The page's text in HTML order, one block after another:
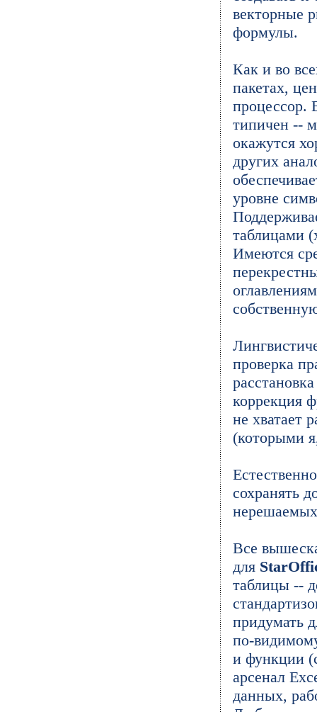
векторные
формулы.
Как и во
пакетах,
типичен --
окажутся
других
уровне
таблицами
Имеются
проверка
коррекция
не хватает
(которыми
сохранять
Все
для
таблицы --
придумать
по-
и функции
арсенал
данных,